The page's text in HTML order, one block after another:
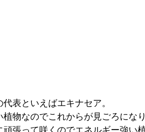
表といえばエキナセア。
植物なのでこれからが見ごろになり